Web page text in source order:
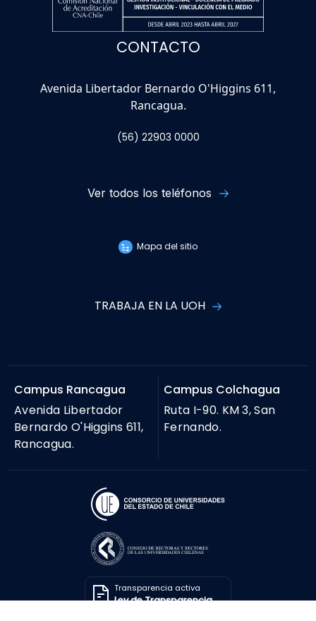
CONTACTO
Avenida Libertador Bernardo O'Higgins 611,
Rancagua.
(56) 22903 0000
Ver todos los teléfonos
Mapa del sitio
TRABAJA EN LA UOH
Campus Rancagua
Avenida Libertador
Bernardo O'Higgins 611,
Rancagua.
Campus Colchagua
Ruta I-90. KM 3, San
Fernando.
Transparencia activa
Ley de Transparencia